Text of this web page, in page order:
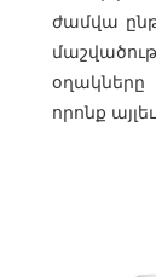
ժամվա
որոնք